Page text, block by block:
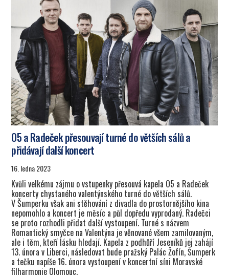
O5 a Radeček přesouvají turné do větších sálů a
přidávají další koncert
16. ledna 2023
Kvůli velkému zájmu o vstupenky přesouvá kapela O5 a Radeček
koncerty chystaného valentýnského turné do větších sálů.
V Šumperku však ani stěhování z divadla do prostornějšího kina
nepomohlo a koncert je měsíc a půl dopředu vyprodaný. Radečci
se proto rozhodli přidat další vystoupení. Turné s názvem
Romantický smyčce na Valentýna je věnované všem zamilovaným,
ale i těm, kteří lásku hledají. Kapela z podhůří Jeseníků jej zahájí
13. února v Liberci, následovat bude pražský Palác Žofín, Šumperk
a tečku napíše 16. února vystoupení v koncertní síni Moravské
filharmonie Olomouc.